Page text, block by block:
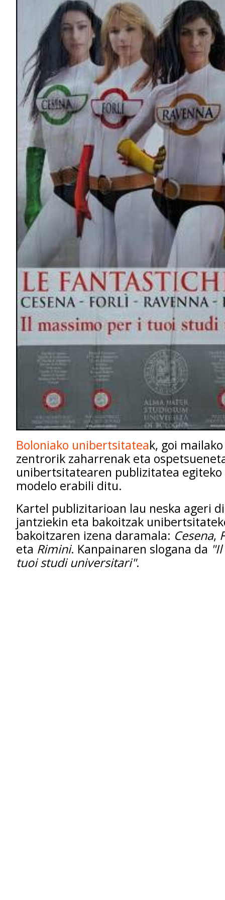
Boloniako unibertsitateak, goi
zentrorik zaharrenak eta
unibertsitatearen publizitatea egiteko
modelo erabili ditu.
Kartel publizitarioan lau neska ageri
jantziekin eta bakoitzak
bakoitzaren izena daramala: Cesena,
eta Rimini. Kanpainaren slogana da
tuoi studi universitari".